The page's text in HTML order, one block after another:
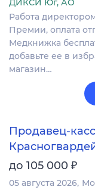
Работа
Премии, оплата
Медкнижка
добавьте ее в
магазин…
Продавец-
до 105 000 ₽
05 августа 2026